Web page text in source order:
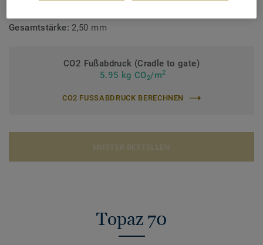
Gesamtstärke: 2,50 mm
CO2 Fußabdruck (Cradle to gate)
5.95 kg CO2/m2
CO2 FUSSABDRUCK BERECHNEN
Topaz 70